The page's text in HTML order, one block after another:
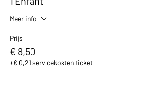
Meer info
Prijs
€ 8,50
+€ 0,21 servicekosten ticket